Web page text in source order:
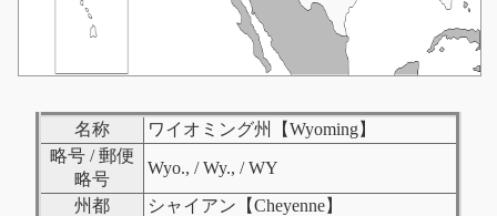
名称
ワイオミング州【Wyoming】
略号 / 郵便
略号
Wyo., / Wy., / WY
州都
シャイアン【Cheyenne】